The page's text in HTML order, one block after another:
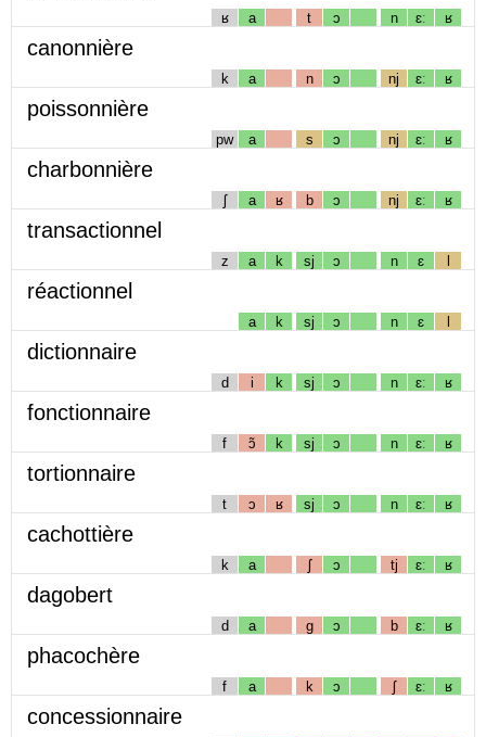
ʁ a t ɔ n ɛː ʁ
canonnière
k a n ɔ nj ɛː ʁ
poissonnière
pw a s ɔ nj ɛː ʁ
charbonnière
ʃ a ʁ b ɔ nj ɛː ʁ
transactionnel
z a k sj ɔ n ɛ l
réactionnel
a k sj ɔ n ɛ l
dictionnaire
d i k sj ɔ n ɛː ʁ
fonctionnaire
f ɔ̃ k sj ɔ n ɛː ʁ
tortionnaire
t ɔ ʁ sj ɔ n ɛː ʁ
cachottière
k a ʃ ɔ tj ɛː ʁ
dagobert
d a g ɔ b ɛː ʁ
phacochère
f a k ɔ ʃ ɛː ʁ
concessionnaire